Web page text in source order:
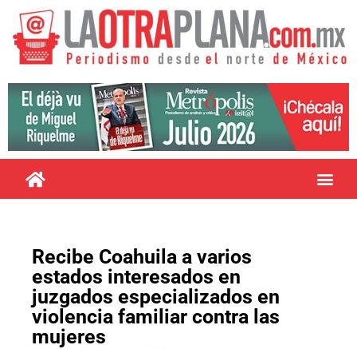
Recibe Coahuila a varios
estados interesados en
juzgados especializados en
violencia familiar contra las
mujeres